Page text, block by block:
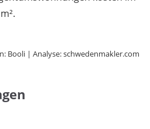
Booli | Analyse: schwedenmakler.com